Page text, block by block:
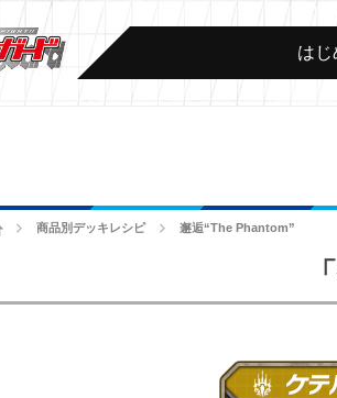
はじ
ホーム商品別デッキレシピ 邂逅“The Phantom”